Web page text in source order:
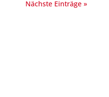
Nächste Einträge »